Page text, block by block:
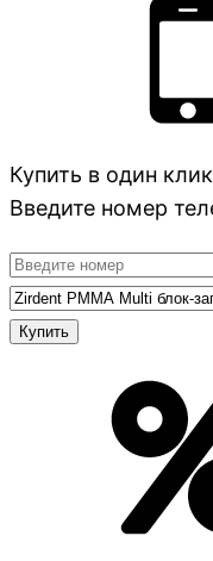
Купить в один клик
Введите номер